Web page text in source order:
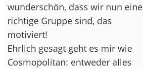
wunderschön, dass wir nun eine
richtige Gruppe sind, das
motiviert!
Ehrlich gesagt geht es mir wie
Cosmopolitan: entweder alles